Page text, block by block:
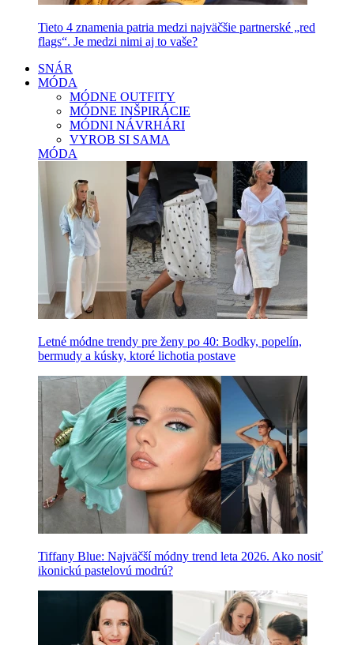
Tieto 4 znamenia patria medzi najväčšie partnerské „red
flags“. Je medzi nimi aj to vaše?
SNÁR
MÓDA
MÓDNE OUTFITY
MÓDNE INŠPIRÁCIE
MÓDNI NÁVRHÁRI
VYROB SI SAMA
MÓDA
Letné módne trendy pre ženy po 40: Bodky, popelín,
bermudy a kúsky, ktoré lichotia postave
Tiffany Blue: Najväčší módny trend leta 2026. Ako nosiť
ikonickú pastelovú modrú?